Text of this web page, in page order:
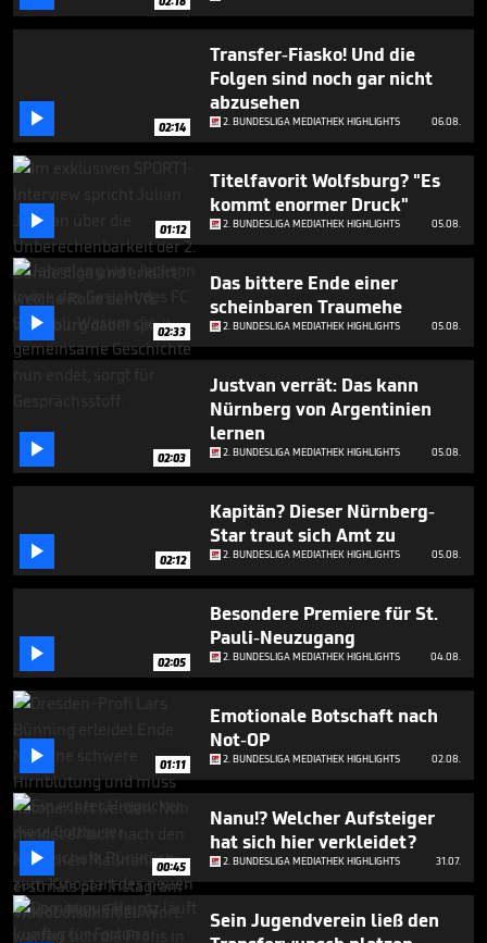
45
seconds
 02:14
Transfer-Fiasko! Und die
Folgen sind noch gar nicht
abzusehen
2. BUNDESLIGA MEDIATHEK HIGHLIGHTS 06.08.
 01:12
Titelfavorit Wolfsburg? "Es
kommt enormer Druck"
2. BUNDESLIGA MEDIATHEK HIGHLIGHTS 05.08.
 02:33
Das bittere Ende einer
scheinbaren Traumehe
2. BUNDESLIGA MEDIATHEK HIGHLIGHTS 05.08.
 02:03
Justvan verrät: Das kann
Nürnberg von Argentinien
lernen
2. BUNDESLIGA MEDIATHEK HIGHLIGHTS 05.08.
 02:12
Kapitän? Dieser Nürnberg-
Star traut sich Amt zu
2. BUNDESLIGA MEDIATHEK HIGHLIGHTS 05.08.
 02:05
Besondere Premiere für St.
Pauli-Neuzugang
2. BUNDESLIGA MEDIATHEK HIGHLIGHTS 04.08.
 01:11
Emotionale Botschaft nach
Not-OP
2. BUNDESLIGA MEDIATHEK HIGHLIGHTS 02.08.
 00:45
Nanu!? Welcher Aufsteiger
hat sich hier verkleidet?
2. BUNDESLIGA MEDIATHEK HIGHLIGHTS 31.07.
Sein Jugendverein ließ den